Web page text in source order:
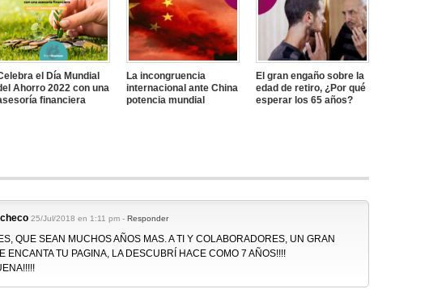
el Día Mundial
Ahorro 2022 con una
financiera
La incongruencia
internacional ante China
potencia mundial
El gran engaño sobre la
edad de retiro, ¿Por qué
esperar los 65 años?
25/Jul/2018 en 1:11 pm - Responder
QUE SEAN MUCHOS AÑOS MAS. A TI Y COLABORADORES, UN GRAN
ENCANTA TU PAGINA, LA DESCUBRÍ HACE COMO 7 AÑOS!!!!